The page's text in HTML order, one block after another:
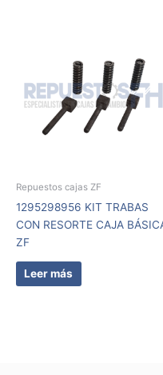
Repuestos cajas ZF
1295298956 KIT TRABAS
CON RESORTE CAJA
ZF
Leer más